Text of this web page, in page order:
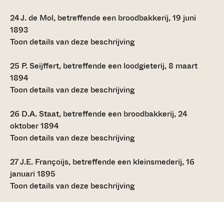
24J. de Mol, betreffende een broodbakkerij, 19 juni
1893
Toon details van deze beschrijving
25 P. Seijffert, betreffende een loodgieterij, 8 maart
1894
Toon details van deze beschrijving
26 D.A. Staat, betreffende een broodbakkerij, 24
oktober 1894
Toon details van deze beschrijving
27J.E. Françoijs, betreffende een kleinsmederij, 16
januari 1895
Toon details van deze beschrijving